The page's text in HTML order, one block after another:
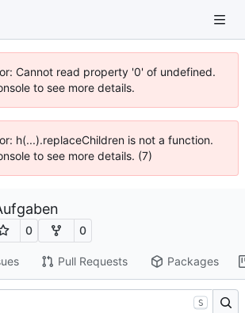
Cannot read property '0' of undefined.
to see more details.
h(...).replaceChildren is not a function.
to see more details. (7)
0 0
Pull Requests Packages
S